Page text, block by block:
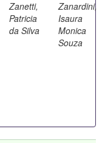
Zanetti,
Patricia
da Silva
Zanardini,
Isaura
Monica
Souza